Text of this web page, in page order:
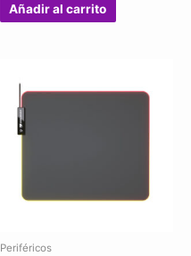
Añadir al carrito
Periféricos